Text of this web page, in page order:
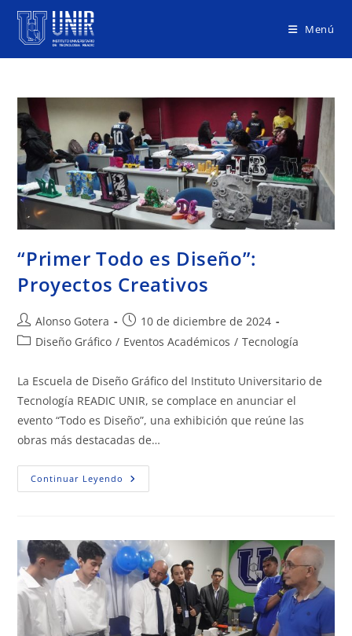
Menú
“Primer Todo es Diseño”:
Proyectos Creativos
Alonso Gotera
10 de diciembre de 2024
Diseño Gráfico / Eventos Académicos / Tecnología
La Escuela de Diseño Gráfico del Instituto Universitario de
Tecnología READIC UNIR, se complace en anunciar el
evento “Todo es Diseño”, una exhibición que reúne las
obras más destacadas de…
Continuar Leyendo